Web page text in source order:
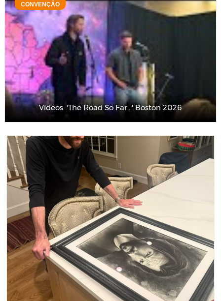
CONVENÇÃO
Vídeos: 'The Road So Far...' Boston 2026